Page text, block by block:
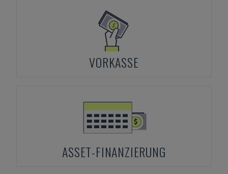
VORKASSE
ASSET-FINANZIERUNG